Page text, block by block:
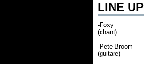
LINE UP
-Foxy
(chant)
-Pete Broom
(guitare)